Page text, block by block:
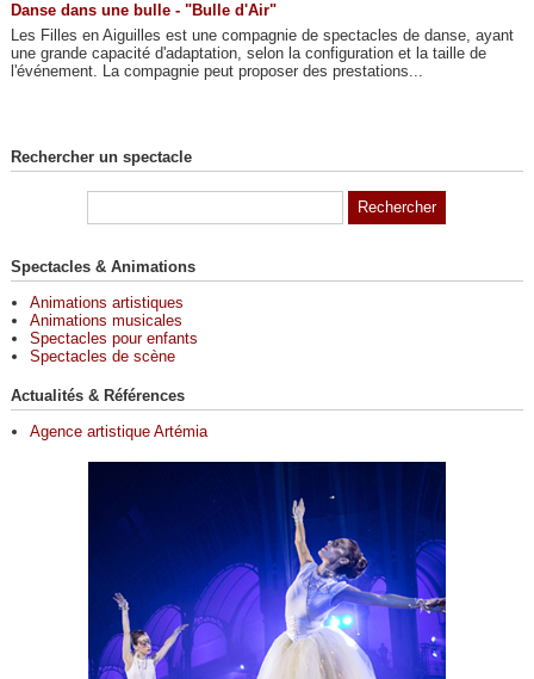
Danse dans une bulle - "Bulle d'Air"
Les Filles en Aiguilles est une compagnie de spectacles de danse, ayant
une grande capacité d'adaptation, selon la configuration et la taille de
l'événement. La compagnie peut proposer des prestations...
Rechercher un spectacle
Spectacles & Animations
Animations artistiques
Animations musicales
Spectacles pour enfants
Spectacles de scène
Actualités & Références
Agence artistique Artémia